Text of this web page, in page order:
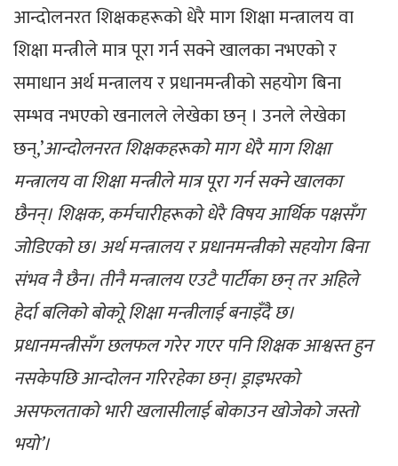
आन्दोलनरत शिक्षकहरूको धेरै माग शिक्षा मन्त्रालय वा
शिक्षा मन्त्रीले मात्र पूरा गर्न सक्ने खालका नभएको र
समाधान अर्थ मन्त्रालय र प्रधानमन्त्रीको सहयोग बिना
सम्भव नभएको खनालले लेखेका छन् । उनले लेखेका
छन्,’आन्दोलनरत शिक्षकहरूको माग धेरै माग शिक्षा
मन्त्रालय वा शिक्षा मन्त्रीले मात्र पूरा गर्न सक्ने खालका
छैनन्। शिक्षक, कर्मचारीहरूको धेरै विषय आर्थिक पक्षसँग
जोडिएको छ। अर्थ मन्त्रालय र प्रधानमन्त्रीको सहयोग बिना
संभव नै छैन। तीनै मन्त्रालय एउटै पार्टीका छन् तर अहिले
हेर्दा बलिको बोकोू शिक्षा मन्त्रीलाई बनाइँदै छ।
प्रधानमन्त्रीसँग छलफल गरेर गएर पनि शिक्षक आश्वस्त हुन
नसकेपछि आन्दोलन गरिरहेका छन्। ड्राइभरको
असफलताको भारी खलासीलाई बोकाउन खोजेको जस्तो
भयो’।